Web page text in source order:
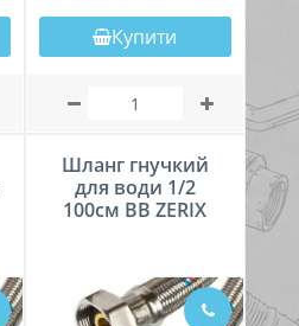
Купити
Шланг гнучкий
для води 1/2
100см ВВ ZERIX